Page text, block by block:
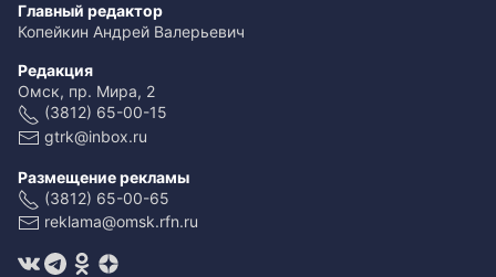
Главный редактор
Копейкин Андрей Валерьевич
Редакция
Омск, пр. Мира, 2
(3812) 65-00-15
gtrk@inbox.ru
Размещение рекламы
(3812) 65-00-65
reklama@omsk.rfn.ru